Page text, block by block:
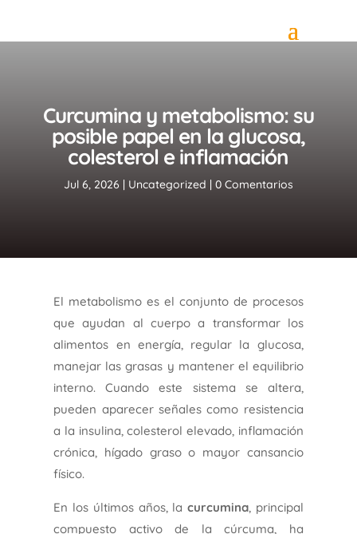
Curcumina y metabolismo: su
posible papel en la glucosa,
colesterol e inflamación
Jul 6, 2026 | Uncategorized | 0 Comentarios
El metabolismo es el conjunto de procesos
que ayudan al cuerpo a transformar los
alimentos en energía, regular la glucosa,
manejar las grasas y mantener el equilibrio
interno. Cuando este sistema se altera,
pueden aparecer señales como resistencia
a la insulina, colesterol elevado, inflamación
crónica, hígado graso o mayor cansancio
físico.
En los últimos años, lacurcumina, principal
compuesto activo de la cúrcuma, ha